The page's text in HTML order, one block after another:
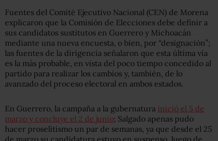
Fuentes del Comité Ejecutivo Nacional (CEN) de Morena
explicaron que la Comisión de Elecciones debe definir a
sus candidatos sustitutos en Guerrero y Michoacán
mediante una nueva encuesta, o bien, por “designación”;
las fuentes de la dirigencia señalaron que esta última vía
es la más probable, en vista del poco tiempo concedido al
partido para realizar los cambios y, también, de lo
avanzado del proceso electoral en ambos estados.
En Guerrero, la campaña a la gubernatura inició el 5 de
marzo y concluye el 2 de junio; Salgado apenas pudo
hacer proselitismo un par de semanas, ya que desde el 25
de marzo su candidatura estuvo en suspenso, luego de